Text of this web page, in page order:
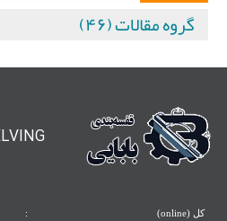
گروه مقالات (۴۶)
کل (online) :